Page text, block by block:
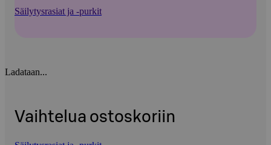
Säilytysrasiat ja -purkit
Ladataan...
Vaihtelua ostoskoriin